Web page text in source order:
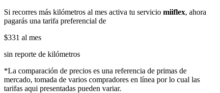
Si recorres más kilómetros al mes activa tu servicio miiflex, ahora
pagarás una tarifa preferencial de
$331 al mes
sin reporte de kilómetros
*La comparación de precios es una referencia de primas de
mercado, tomada de varios compradores en línea por lo cual las
tarifas aqui presentadas pueden variar.